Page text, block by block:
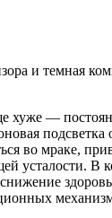
и темная
хуже —
подсветка
во мраке,
усталости. В